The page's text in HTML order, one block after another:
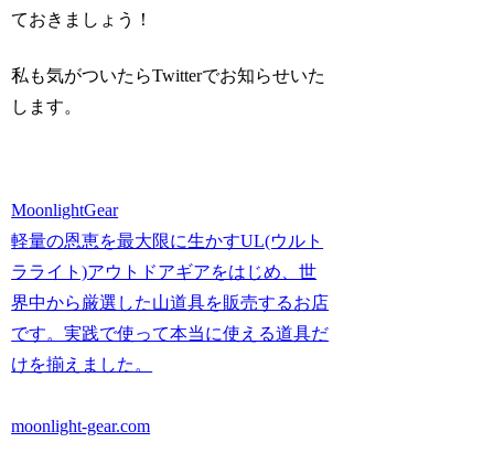
ておきましょう！
私も気がついたらTwitterでお知らせいた
します。
MoonlightGear
軽量の恩恵を最大限に生かすUL(ウルト
ラライト)アウトドアギアをはじめ、世
界中から厳選した山道具を販売するお店
です。実践で使って本当に使える道具だ
けを揃えました。
moonlight-gear.com